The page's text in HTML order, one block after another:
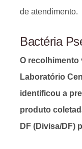
de atendimento.
Bactéria
O recolhimento
Laboratório
identificou a
produto
DF (Divisa/DF)